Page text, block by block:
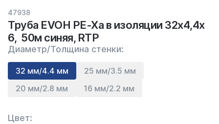
47938
Труба EVOH PE-Xa в изоляции 32х4,4х
6, 50м синяя, RTP
Диаметр/Толщина стенки:
32 мм/4.4 мм
25 мм/3.5 мм
20 мм/2.8 мм
16 мм/2.2 мм
Цвет: